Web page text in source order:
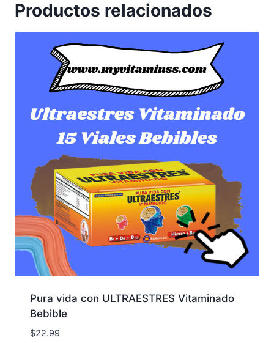
Productos relacionados
Pura vida con ULTRAESTRES Vitaminado
Bebible
$22.99